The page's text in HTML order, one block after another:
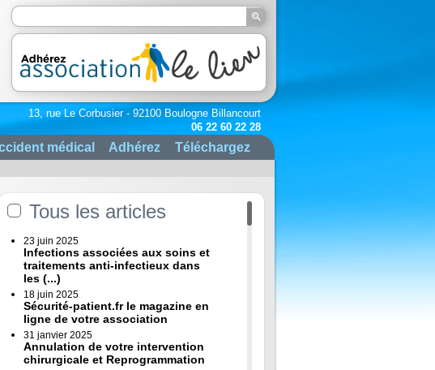
13, rue Le Corbusier - 92100 Boulogne Billancourt
06 22 60 22 28
médical Adhérez Téléchargez
Tous les articles
23 juin 2025
Infections associées aux soins et
traitements anti-infectieux dans
les (...)
18 juin 2025
Sécurité-patient.fr le magazine en
ligne de votre association
31 janvier 2025
Annulation de votre intervention
chirurgicale et Reprogrammation